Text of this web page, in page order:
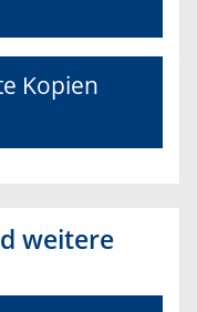
Kopien
weitere